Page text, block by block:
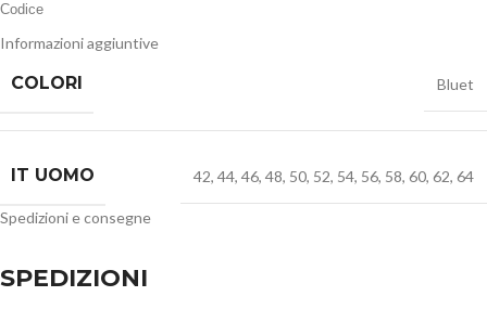
Codice
Informazioni aggiuntive
COLORI Bluet
IT UOMO 42, 44, 46, 48, 50, 52, 54, 56, 58, 60, 62, 64
Spedizioni e consegne
SPEDIZIONI